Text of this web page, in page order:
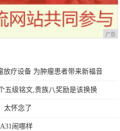
广告
放疗设备 为肿瘤患者带来新福音
五级铭文,贵族八奖励是该换换
太怀念了
闹哪样